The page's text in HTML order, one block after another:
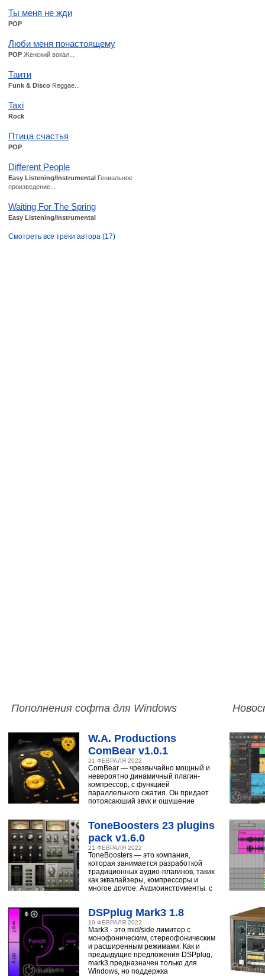
Ты меня не жди
POP
Люби меня понастоящему
POP Женский вокал...
Таити
Funk & Disco Reggae...
Taxi
Rock
Птица счастья
POP
Different People
Easy Listening/Instrumental Гениальное
произведение...
Waiting For The Spring
Easy Listening/Instrumental
Смотреть все треки автора (17)
Пополнения софта для Windows
W.A. Productions
ComBear v1.0.1
21 ФЕВРАЛЯ 2022
ComBear — чрезвычайно мощный и
невероятно динамичный плагин-
компрессор, с функцией
параллельного сжатия. Он придает
потрясающий звук и ощущение
ToneBoosters 23 plugins
pack v1.6.0
21 ФЕВРАЛЯ 2022
ToneBoosters — это компания,
которая занимается разработкой
традиционных аудио-плагинов, таких
как эквалайзеры, компрессоры и
многое другое. Аудиоинструменты, с
DSPplug Mark3 1.8
19 ФЕВРАЛЯ 2022
Mark3 - это mid/side лимитер с
монофоническим, стереофоническим
и расширенным режимами. Как и
предыдущие предложения DSPplug,
mark3 предназначен только для
Windows, но поддержка